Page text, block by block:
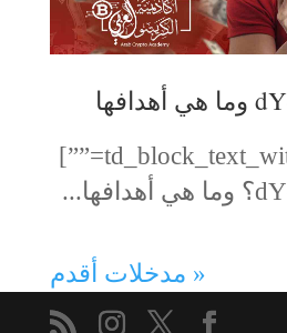
ما هي عملة dYdX وما هي أهدافها
[td_block_text_with_title tdc_css=””]
« مدخلات أقدم